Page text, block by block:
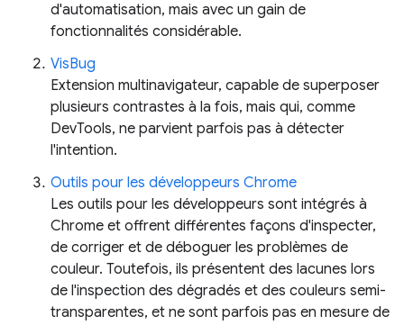
d'automatisation, mais avec un gain de
fonctionnalités considérable.
VisBug
Extension multinavigateur, capable de superposer
plusieurs contrastes à la fois, mais qui, comme
DevTools, ne parvient parfois pas à détecter
l'intention.
Outils pour les développeurs Chrome
Les outils pour les développeurs sont intégrés à
Chrome et offrent différentes façons d'inspecter,
de corriger et de déboguer les problèmes de
couleur. Toutefois, ils présentent des lacunes lors
de l'inspection des dégradés et des couleurs semi-
transparentes, et ne sont parfois pas en mesure de